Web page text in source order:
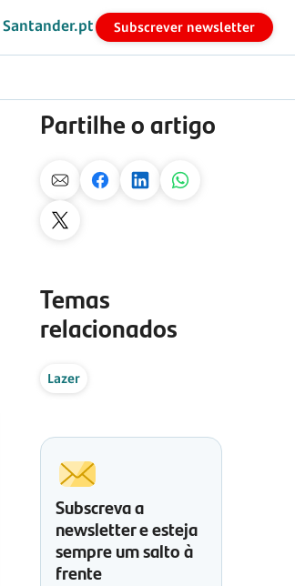
Santander.pt Subscrever newsletter
Partilhe o artigo
Temas
relacionados
Lazer
Subscreva a
newsletter e esteja
sempre um salto à
frente